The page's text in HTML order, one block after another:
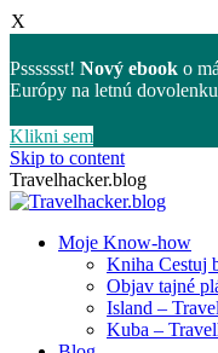
X
Psssssst! Nový ebook o
Európy na letnú
Klikni sem
Skip to content
Travelhacker.blog
Moje Know-how
Kniha Cestuj
Objav tajné
Island –
Kuba –